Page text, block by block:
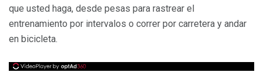
que usted haga, desde pesas para rastrear el
entrenamiento por intervalos o correr por carretera y andar
en bicicleta.